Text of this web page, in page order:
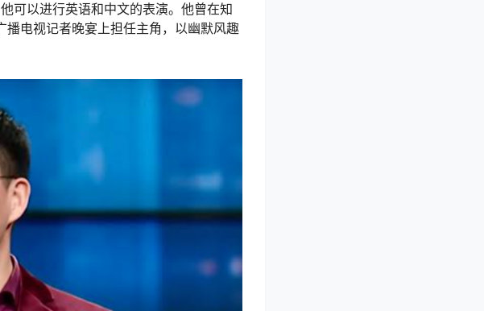
可以进行英语和中文的表演。他曾在知
电视记者晚宴上担任主角，以幽默风趣